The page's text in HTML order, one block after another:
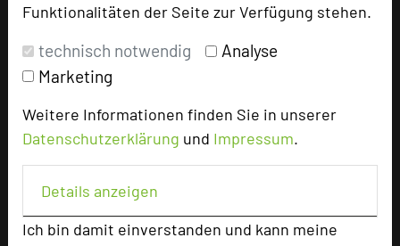
Funktionalitäten der Seite zur Verfügung stehen.
technisch notwendig
Analyse
Marketing
Weitere Informationen finden Sie in unserer
Datenschutzerklärung und Impressum.
Details anzeigen
Ich bin damit einverstanden und kann meine
Hoteldaten
U-Form
Parlamentarisch
Reihenbestuhlung
260
Tagungsräume
Ausstellungsfläche 100 qm